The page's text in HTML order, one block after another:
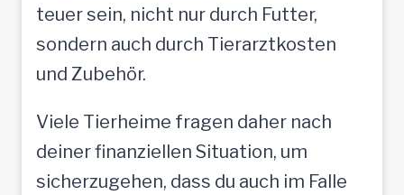
teuer sein, nicht nur durch Futter,
sondern auch durch Tierarztkosten
und Zubehör.
Viele Tierheime fragen daher nach
deiner finanziellen Situation, um
sicherzugehen, dass du auch im Falle